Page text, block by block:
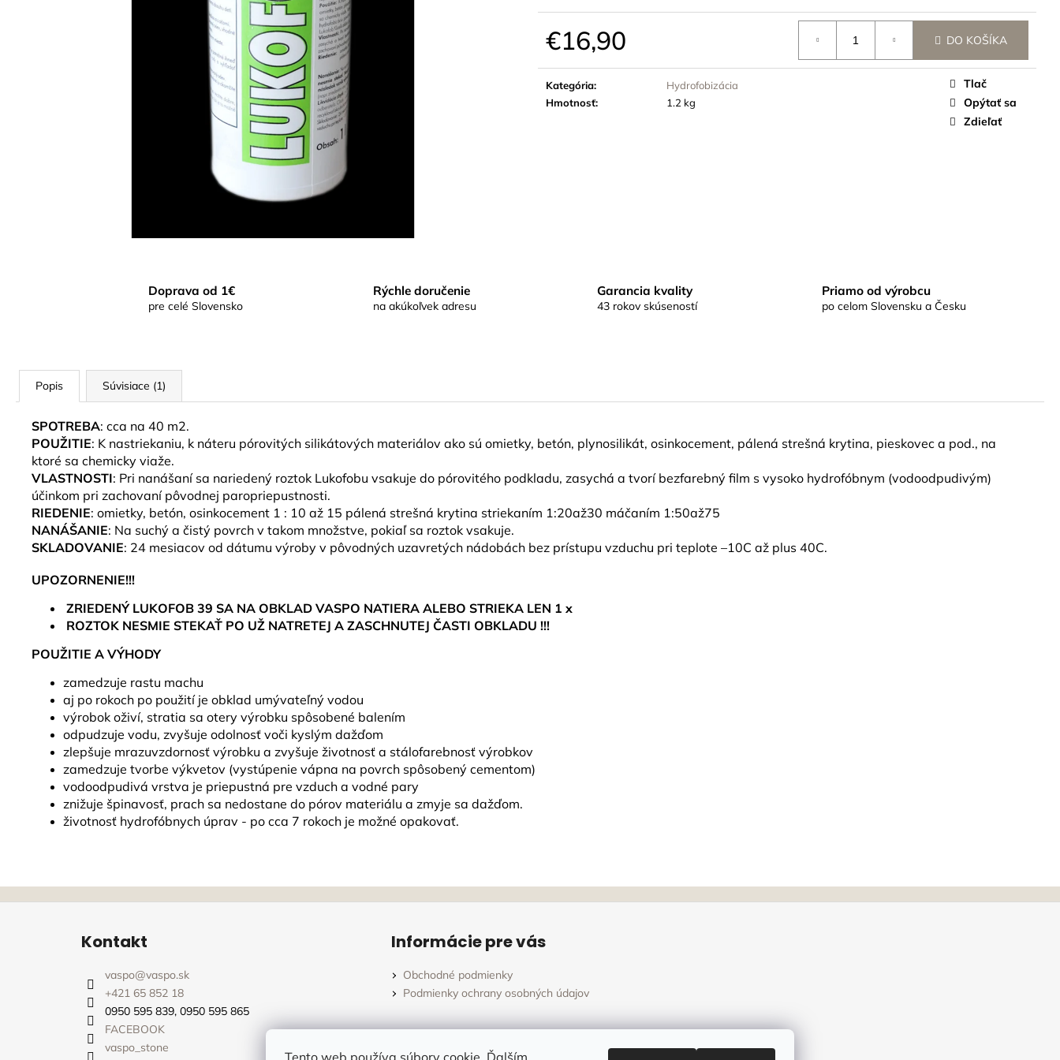
Tento web používa súbory cookie. Ďalším
€16,90 DO KOŠÍKA
Kategória:
Hydrofobizácia
Hmotnosť: 1.2 kg
Tlač
Opýtať sa
Zdieľať
Doprava od 1€
pre celé Slovensko
Rýchle doručenie
na akúkoľvek adresu
Garancia kvality
43 rokov skúseností
Priamo od výrobcu
po celom Slovensku a Česku
Popis Súvisiace (1)
SPOTREBA: cca na 40 m2.
POUŽITIE: K nastriekaniu, k náteru pórovitých silikátových materiálov ako sú omietky, betón, plynosilikát, osinkocement, pálená strešná krytina, pieskovec a pod., na
ktoré sa chemicky viaže.
VLASTNOSTI: Pri nanášaní sa nariedený roztok Lukofobu vsakuje do pórovitého podkladu, zasychá a tvorí bezfarebný film s vysoko hydrofóbnym (vodoodpudivým)
účinkom pri zachovaní pôvodnej paropriepustnosti.
RIEDENIE: omietky, betón, osinkocement 1 : 10 až 15 pálená strešná krytina striekaním 1:20až30 máčaním 1:50až75
NANÁŠANIE: Na suchý a čistý povrch v takom množstve, pokiaľ sa roztok vsakuje.
SKLADOVANIE: 24 mesiacov od dátumu výroby v pôvodných uzavretých nádobách bez prístupu vzduchu pri teplote –10C až plus 40C.
UPOZORNENIE!!!
ZRIEDENÝ LUKOFOB 39 SA NA OBKLAD VASPO NATIERA ALEBO STRIEKA LEN 1 x
ROZTOK NESMIE STEKAŤ PO UŽ NATRETEJ A ZASCHNUTEJ ČASTI OBKLADU !!!
POUŽITIE A VÝHODY
zamedzuje rastu machu
aj po rokoch po použití je obklad umývateľný vodou
výrobok oživí, stratia sa otery výrobku spôsobené balením
odpudzuje vodu, zvyšuje odolnosť voči kyslým dažďom
zlepšuje mrazuvzdornosť výrobku a zvyšuje životnosť a stálofarebnosť výrobkov
zamedzuje tvorbe výkvetov (vystúpenie vápna na povrch spôsobený cementom)
vodoodpudivá vrstva je priepustná pre vzduch a vodné pary
znižuje špinavosť, prach sa nedostane do pórov materiálu a zmyje sa dažďom.
životnosť hydrofóbnych úprav - po cca 7 rokoch je možné opakovať.
Z
Kontakt
vaspo@vaspo.sk
+421 65 852 18
0950 595 839, 0950 595 865
FACEBOOK
vaspo_stone
Informácie pre vás
Obchodné podmienky
Podmienky ochrany osobných údajov